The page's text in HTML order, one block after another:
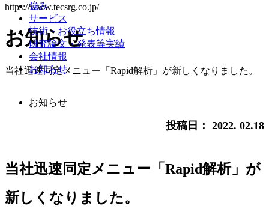
強み
サービス
技術・お役立ち情報
研究論文・発表等実績
会社情報
お知らせ
https://www.tecsrg.co.jp/
お知らせ
当社迅速同定メニュー「Rapid解析」が新しくなりました。
お知らせ
投稿日： 2022. 02.18
当社迅速同定メニュー「Rapid解析」が
新しくなりました。